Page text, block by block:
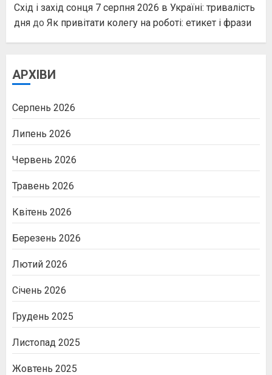
Схід і захід сонця 7 серпня 2026 в Україні: тривалість
дня до Як привітати колегу на роботі: етикет і фрази
АРХІВИ
Серпень 2026
Липень 2026
Червень 2026
Травень 2026
Квітень 2026
Березень 2026
Лютий 2026
Січень 2026
Грудень 2025
Листопад 2025
Жовтень 2025